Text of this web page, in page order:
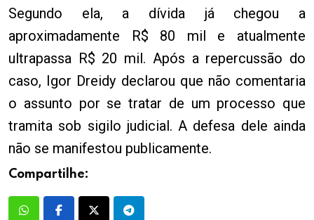
Segundo ela, a dívida já chegou a
aproximadamente R$ 80 mil e atualmente
ultrapassa R$ 20 mil. Após a repercussão do
caso, Igor Dreidy declarou que não comentaria
o assunto por se tratar de um processo que
tramita sob sigilo judicial. A defesa dele ainda
não se manifestou publicamente.
Compartilhe: